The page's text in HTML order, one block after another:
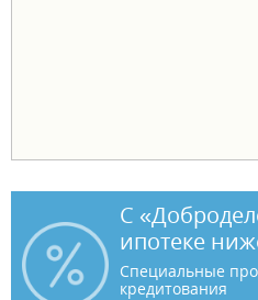
С
ипотеке
Специальные
кредитования